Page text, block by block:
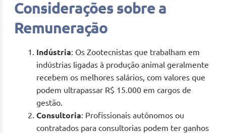
Considerações sobre a
Remuneração
Indústria: Os Zootecnistas que trabalham em
indústrias ligadas à produção animal geralmente
recebem os melhores salários, com valores que
podem ultrapassar R$ 15.000 em cargos de
gestão.
Consultoria: Profissionais autônomos ou
contratados para consultorias podem ter ganhos